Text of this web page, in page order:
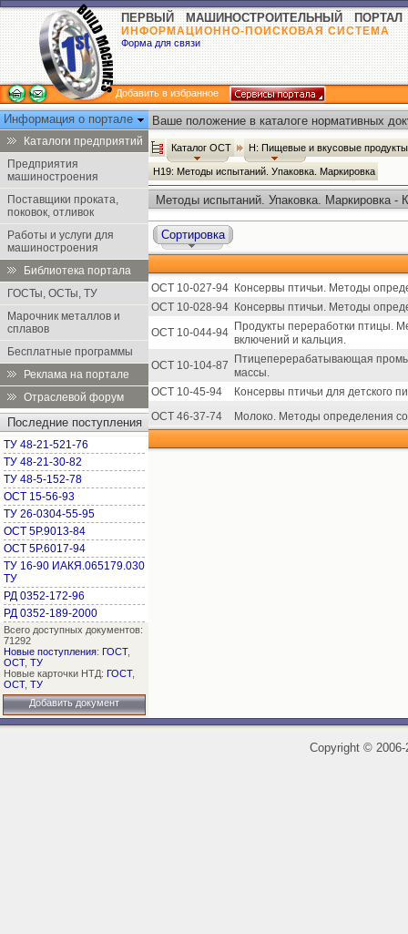
ПЕРВЫЙ МАШИНОСТРОИТЕЛЬНЫЙ ПОРТАЛ
ИНФОРМАЦИОННО-ПОИСКОВАЯ СИСТЕМА
Форма для связи
Добавить в избранное
Информация о портале
Каталоги предприятий
Предприятия
машиностроения
Поставщики проката,
поковок, отливок
Работы и услуги для
машиностроения
Библиотека портала
ГОСТы, ОСТы, ТУ
Марочник металлов и
сплавов
Бесплатные программы
Реклама на портале
Отраслевой форум
Последние поступления
ТУ 48-21-521-76
ТУ 48-21-30-82
ТУ 48-5-152-78
ОСТ 15-56-93
ТУ 26-0304-55-95
ОСТ 5Р.9013-84
ОСТ 5Р.6017-94
ТУ 16-90 ИАКЯ.065179.030
ТУ
РД 0352-172-96
РД 0352-189-2000
Всего доступных документов:
71292
Новые поступления: ГОСТ,
ОСТ, ТУ
Новые карточки НТД: ГОСТ,
ОСТ, ТУ
Добавить документ
Ваше положение в каталоге нормативных
Каталог ОСТ Н: Пищевые и вкусовые
Н19: Методы испытаний. Упаковка. Маркировка
Методы испытаний. Упаковка. Маркировка -
Сортировка
ОСТ 10-027-94 Консервы птичьи. Методы
ОСТ 10-028-94 Консервы птичьи. Методы
ОСТ 10-044-94 Продукты переработки птицы.
включений и кальция.
ОСТ 10-104-87
Птицеперерабатывающая
массы.
ОСТ 10-45-94
Консервы птичьи для детского
ОСТ 46-37-74
Молоко. Методы определения
Copyright ©